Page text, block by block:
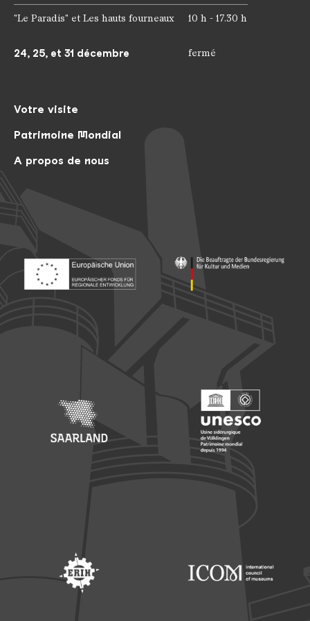
Votre visite
Patrimoine Mondial
A propos de nous
"Le Paradis" et Les hauts fourneaux 10 h - 17.30 h
24, 25, et 31 décembre fermé